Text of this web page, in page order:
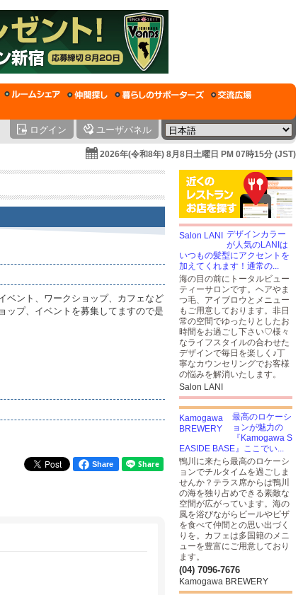
ログイン ユーザパネル
2026年(令和8年) 8月8日土曜日 PM 07時15分 (JST)
ベント、ワークショップ、カフェなど
ップ、イベントを募集してますので是
Share
デザインカラー
が人気のLANIは
いつもの髪型にアクセントを
加えてくれます！通常の...
海の目の前にトータルビュー
ティーサロンです。ヘアやま
つ毛、アイブロウとメニュー
もご用意しております。非日
常の空間でゆったりとしたお
時間をお過ごし下さい♡様々
なライフスタイルの合わせた
デザインで毎日を楽しく♪丁
寧なカウンセリングでお客様
の悩みを解消いたします。
Salon LANI
最高のロケーシ
ョンが魅力の
『Kamogawa S
EASIDE BASE』ここでい...
鴨川に来たら最高のロケーシ
ョンでチルタイムを過ごしま
せんか？テラス席からは鴨川
の海を独り占めできる素敵な
空間が広がっています。海の
風を浴びながらビールやピザ
を食べて仲間との思い出づく
りを。カフェは多国籍のメニ
ューを豊富にご用意しており
ます。
(04) 7096-7676
Kamogawa BREWERY